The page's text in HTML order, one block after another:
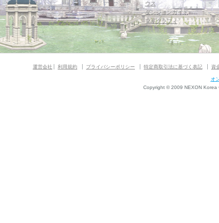
ウス
ダンジョンガイド
マギグラフィ
運営会社 利用規約 プライバシーポリシー 特定商取引法に基づく表記 資
オ
Copyright © 2009 NEXON Korea